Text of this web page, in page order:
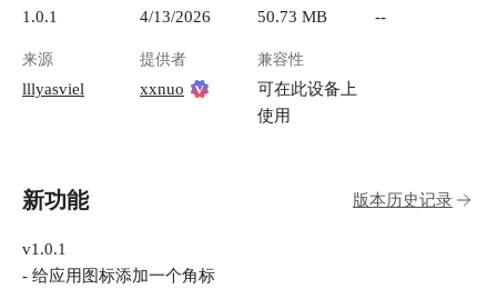
1.0.1 4/13/2026 50.73 MB --
来源
lllyasviel
提供者
xxnuo
兼容性
可在此设备上
使用
新功能 版本历史记录
v1.0.1
- 给应用图标添加一个角标